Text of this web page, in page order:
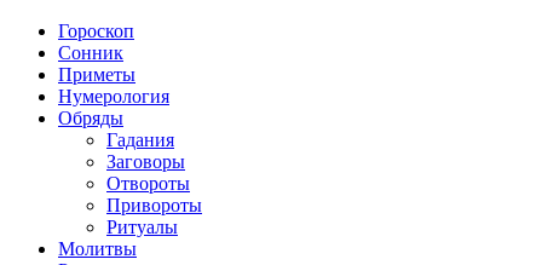
Гороскоп
Сонник
Приметы
Нумерология
Обряды
Гадания
Заговоры
Отвороты
Привороты
Ритуалы
Молитвы